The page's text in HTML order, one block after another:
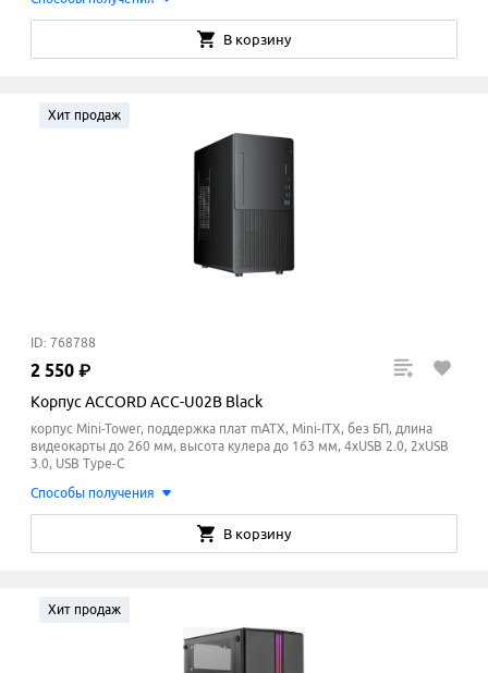
В корзину
Хит продаж
ID: 768788
2 550 ₽
Корпус ACCORD ACC-U02B Black
корпус Mini-Tower, поддержка плат mATX, Mini-ITX, без БП, длина
видеокарты до 260 мм, высота кулера до 163 мм, 4xUSB 2.0, 2xUSB
3.0, USB Type-C
Способы получения
В корзину
Хит продаж